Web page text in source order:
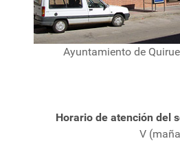
Ayuntamiento de
Horario de atención del
V